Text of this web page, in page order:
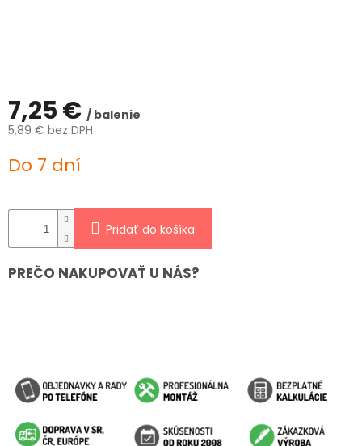
7,25 € / balenie
5,89 € bez DPH
cena:
Do 7 dní
Pridať do košíka
PREČO NAKUPOVAŤ U NÁS?